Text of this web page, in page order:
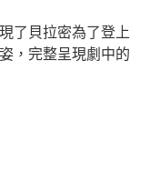
了貝拉密為了登上
，完整呈現劇中的